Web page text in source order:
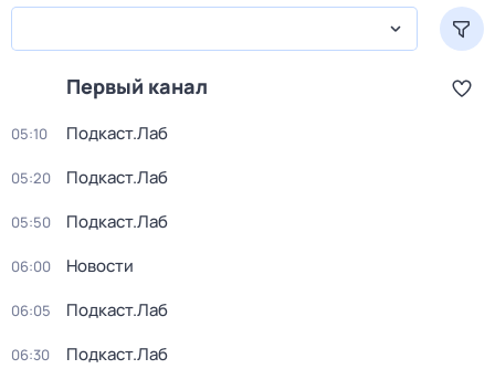
Первый канал
05:10 Подкаст.Лаб
05:20 Подкаст.Лаб
05:50 Подкаст.Лаб
06:00 Новости
06:05 Подкаст.Лаб
06:30 Подкаст.Лаб